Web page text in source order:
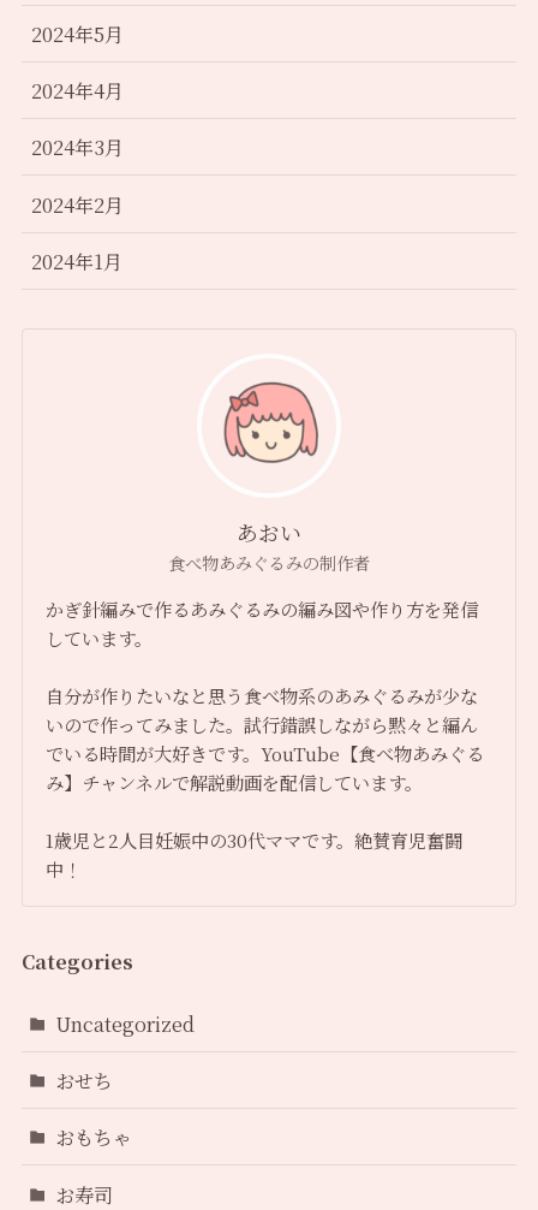
2024年5月
2024年4月
2024年3月
2024年2月
2024年1月
あおい
食べ物あみぐるみの制作者
かぎ針編みで作るあみぐるみの編み図や作り方を発信
しています。
自分が作りたいなと思う食べ物系のあみぐるみが少な
いので作ってみました。試行錯誤しながら黙々と編ん
でいる時間が大好きです。YouTube【食べ物あみぐる
み】チャンネルで解説動画を配信しています。
1歳児と2人目妊娠中の30代ママです。絶賛育児奮闘
中！
Categories
Uncategorized
おせち
おもちゃ
お寿司